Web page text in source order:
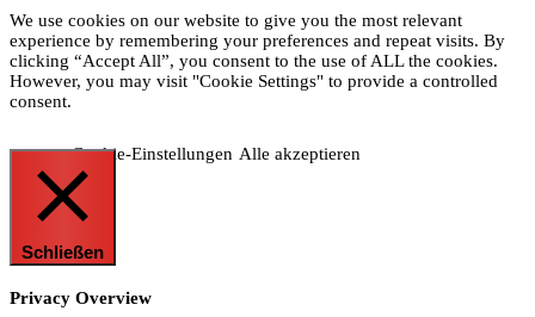
We use cookies on our website to give you the most relevant
experience by remembering your preferences and repeat visits. By
clicking “Accept All”, you consent to the use of ALL the cookies.
However, you may visit "Cookie Settings" to provide a controlled
consent.
Cookie-Einstellungen Alle akzeptieren
Schließen
Privacy Overview